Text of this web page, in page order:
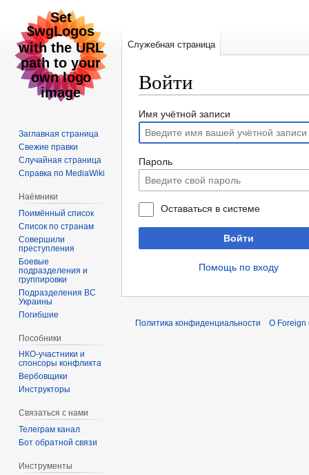
Войти
Перейти
навигации
Перейти
поиску
Имя учётной записи
Пароль
Оставаться в системе
Войти
Помощь по входу
Служебная страница
Заглавная страница
Свежие правки
Случайная страница
Справка по MediaWiki
Наёмники
Поимённый список
Список по странам
Совершили
преступления
Боевые
подразделения и
группировки
Подразделения ВС
Украины
Погибшие
Пособники
спонсоры конфликта
‏‎Вербовщики
Инструкторы
Связаться с нами
Телеграм канал
Бот обратной связи
Инструменты
Политика конфиденциальности О Foreign